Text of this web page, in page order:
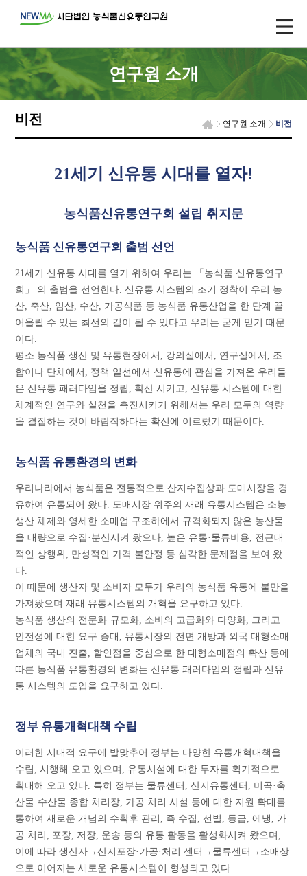
연구원 소개
비전 연구원 소개 비전
21세기 신유통 시대를 열자!
농식품신유통연구회 설립 취지문
농식품 신유통연구회 출범 선언
21세기 신유통 시대를 열기 위하여 우리는 「농식품 신유통연구
회」 의 출범을 선언한다. 신유통 시스템의 조기 정착이 우리 농
산, 축산, 임산, 수산, 가공식품 등 농식품 유통산업을 한 단계 끌
어올릴 수 있는 최선의 길이 될 수 있다고 우리는 굳게 믿기 때문
이다.
평소 농식품 생산 및 유통현장에서, 강의실에서, 연구실에서, 조
합이나 단체에서, 정책 일선에서 신유통에 관심을 가져온 우리들
은 신유통 패러다임을 정립, 확산 시키고, 신유통 시스템에 대한
체계적인 연구와 실천을 촉진시키기 위해서는 우리 모두의 역량
을 결집하는 것이 바람직하다는 확신에 이르렀기 때문이다.
농식품 유통환경의 변화
우리나라에서 농식품은 전통적으로 산지수집상과 도매시장을 경
유하여 유통되어 왔다. 도매시장 위주의 재래 유통시스템은 소농
생산 체제와 영세한 소매업 구조하에서 규격화되지 않은 농산물
을 대량으로 수집·분산시켜 왔으나, 높은 유통·물류비용, 전근대
적인 상행위, 만성적인 가격 불안정 등 심각한 문제점을 보여 왔
다.
이 때문에 생산자 및 소비자 모두가 우리의 농식품 유통에 불만을
가져왔으며 재래 유통시스템의 개혁을 요구하고 있다.
농식품 생산의 전문화·규모화, 소비의 고급화와 다양화, 그리고
안전성에 대한 요구 증대, 유통시장의 전면 개방과 외국 대형소매
업체의 국내 진출, 할인점을 중심으로 한 대형소매점의 확산 등에
따른 농식품 유통환경의 변화는 신유통 패러다임의 정립과 신유
통 시스템의 도입을 요구하고 있다.
정부 유통개혁대책 수립
이러한 시대적 요구에 발맞추어 정부는 다양한 유통개혁대책을
수립, 시행해 오고 있으며, 유통시설에 대한 투자를 획기적으로
확대해 오고 있다. 특히 정부는 물류센터, 산지유통센터, 미곡·축
산물·수산물 종합 처리장, 가공 처리 시설 등에 대한 지원 확대를
통하여 새로운 개념의 수확후 관리, 즉 수집, 선별, 등급, 에냉, 가
공 처리, 포장, 저장, 운송 등의 유통 활동을 활성화시켜 왔으며,
이에 따라 생산자→산지포장·가공·처리 센터→물류센터→소매상
으로 이어지는 새로운 유통시스템이 형성되고 있다.